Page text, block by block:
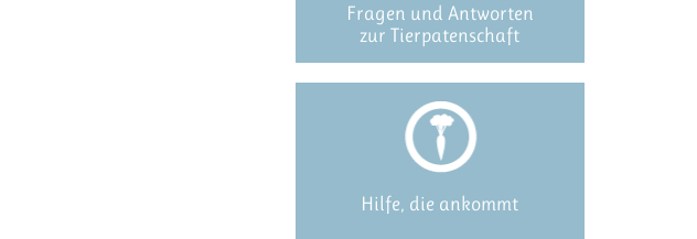
Fragen und Antworten
zur Tierpatenschaft
Hilfe, die ankommt